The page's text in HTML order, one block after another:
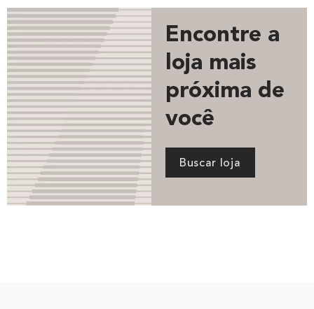
Encontre a
loja mais
próxima de
você
Buscar loja